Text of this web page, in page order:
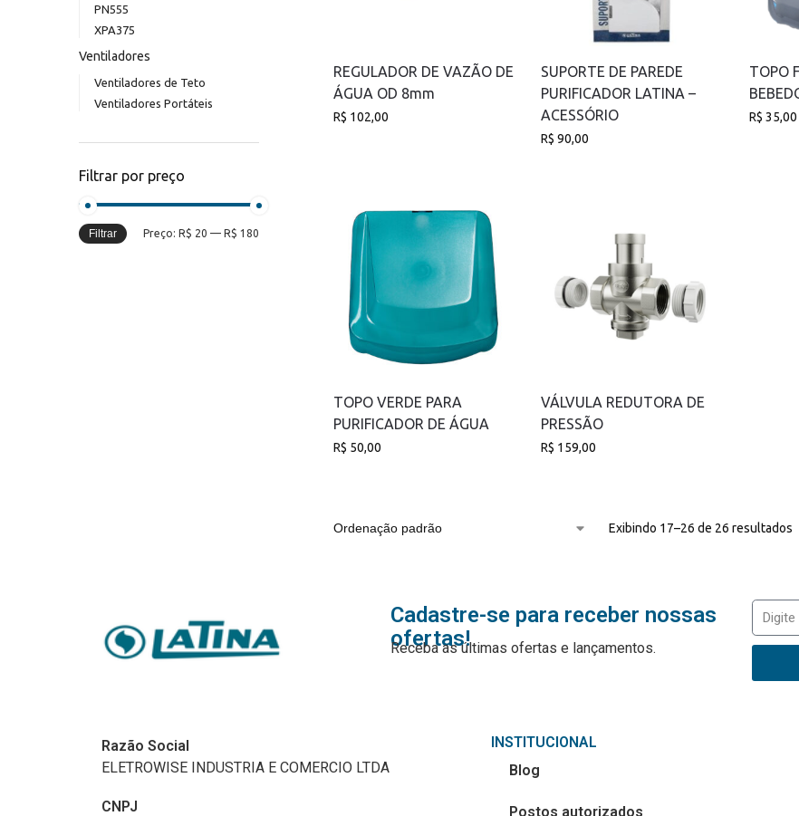
REGULADOR DE VAZÃO DE
ÁGUA OD 8mm
R$ 102,00
SUPORTE DE PAREDE
PURIFICADOR LATINA –
ACESSÓRIO
R$ 90,00
TOPO
R$ 35,00
TOPO VERDE PARA
PURIFICADOR DE ÁGUA
R$ 50,00
VÁLVULA REDUTORA DE
PRESSÃO
R$ 159,00
Exibindo 17–26 de 26 resultados
PN555
XPA375
Ventiladores
Ventiladores de Teto
Ventiladores Portáteis
Filtrar por preço
Filtrar Preço: R$ 20 — R$ 180
Cadastre-se para receber nossas
ofertas!
Receba as últimas ofertas e lançamentos.
Razão Social
ELETROWISE INDUSTRIA E COMERCIO LTDA
CNPJ
INSTITUCIONAL
Blog
Postos autorizados